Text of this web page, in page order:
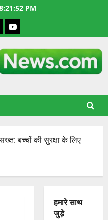
8:21:53 PM
YouTube
बच्चों की सुरक्षा के लिए
हमारे साथ
जुड़े